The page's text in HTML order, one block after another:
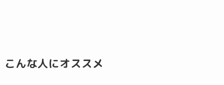
こんな人にオススメ